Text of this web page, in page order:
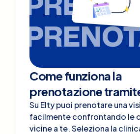
Come funziona la
prenotazione
Su Elty puoi prenotare una
facilmente confrontando le
vicine a te. Seleziona la